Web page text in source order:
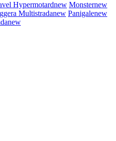
Hypermotardnew Monsternew
Multistradanew Panigalenew
new